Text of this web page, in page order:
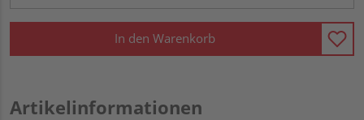
In den Warenkorb
Artikelinformationen